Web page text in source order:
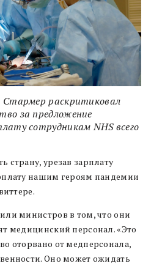
Стармер раскритиковал
за предложение
сотрудникам NHS всего
страну, урезав зарплату
нашим героям пандемии
министров в том, что они
медицинский персонал. «Это
оторвано от медперсонала,
Оно может ожидать